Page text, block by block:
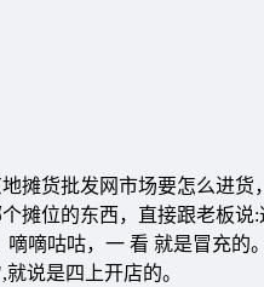
摊货批发网市场要怎么进
位的东西，直接跟老板说:
嘀咕咕，一 看 就是冒充的
说是四上开店的。